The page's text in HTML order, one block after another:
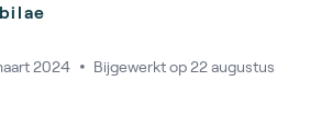
2024 🞄 Bijgewerkt op 22 augustus